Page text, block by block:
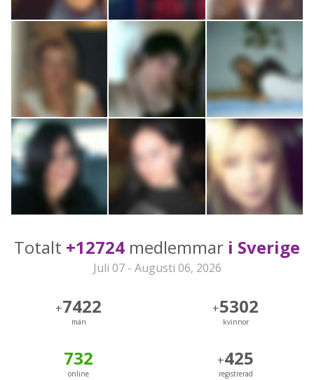
Totalt +12724 medlemmar i Sverige
Juli 07 - Augusti 06, 2026
+7422
män
+5302
kvinnor
732
online
+425
registrerad